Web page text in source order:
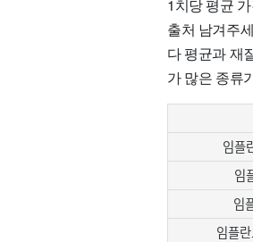
1치당 평균
출처 남겨주
다 평균과 재
가 많은 종류
임플
임
임
임플